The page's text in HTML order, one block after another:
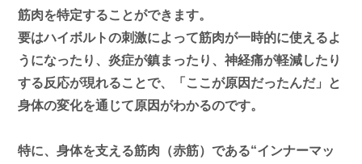
筋肉を特定することができます。
要はハイボルトの刺激によって筋肉が一時的に使えるよ
うになったり、炎症が鎮まったり、神経痛が軽減したり
する反応が現れることで、「ここが原因だったんだ」と
身体の変化を通じて原因がわかるのです。
特に、身体を支える筋肉（赤筋）である“インナーマッ